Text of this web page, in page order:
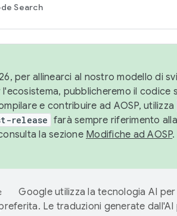
Search
per allinearci al nostro modello di
pubblicheremo il codice
e contribuire ad AOSP, utilizza
release farà sempre riferimento
la sezione Modifiche ad AOSP.
Google utilizza la tecnologia AI
Le traduzioni generate